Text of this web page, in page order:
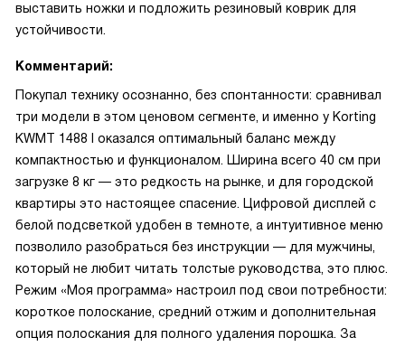
выставить ножки и подложить резиновый коврик для
устойчивости.
Комментарий:
Покупал технику осознанно, без спонтанности: сравнивал
три модели в этом ценовом сегменте, и именно у Korting
KWMT 1488 I оказался оптимальный баланс между
компактностью и функционалом. Ширина всего 40 см при
загрузке 8 кг — это редкость на рынке, и для городской
квартиры это настоящее спасение. Цифровой дисплей с
белой подсветкой удобен в темноте, а интуитивное меню
позволило разобраться без инструкции — для мужчины,
который не любит читать толстые руководства, это плюс.
Режим «Моя программа» настроил под свои потребности:
короткое полоскание, средний отжим и дополнительная
опция полоскания для полного удаления порошка. За